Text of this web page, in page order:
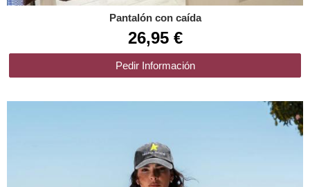
Pantalón con caída
26,95 €
Pedir Información